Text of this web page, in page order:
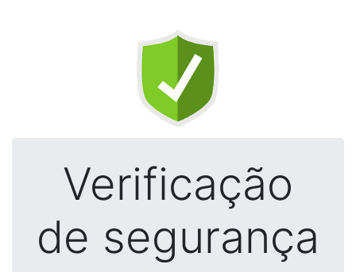
Verificação
de segurança